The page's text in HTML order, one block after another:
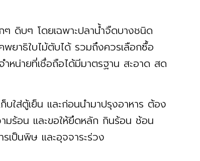
ดิบๆ โดยเฉพาะปลาน้ำจืดบางชนิด
พยาธิใบไม้ตับได้ รวมถึงควรเลือกซื้อ
หน่ายที่เชื่อถือได้มีมาตรฐาน สะอาด สด
ใส่ตู้เย็น และก่อนนำมาปรุงอาหาร ต้อง
ร้อน และขอให้ยึดหลัก กินร้อน ช้อน
เป็นพิษ และอุจจาระร่วง